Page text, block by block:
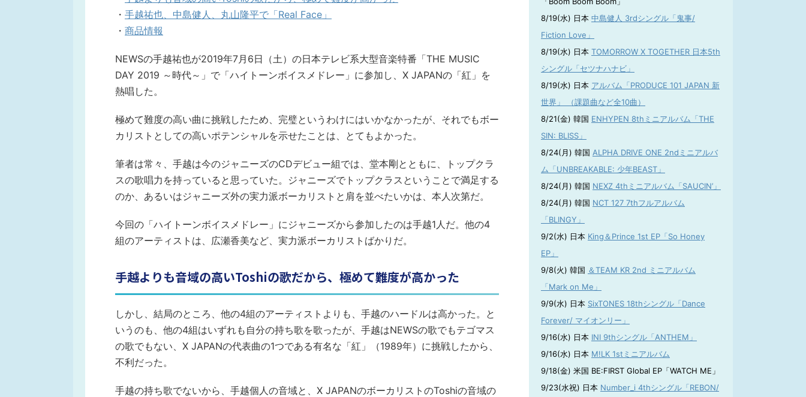
・ 手越祐也、中島健人、丸山隆平で「Real Face」
・ 商品情報
NEWSの手越祐也が2019年7月6日（土）の日本テレビ系大型音楽特番「THE MUSIC
DAY 2019 ～時代～」で「ハイトーンボイスメドレー」に参加し、X JAPANの「紅」を
熱唱した。
極めて難度の高い曲に挑戦したため、完璧というわけにはいかなかったが、それでもボー
カリストとしての高いポテンシャルを示せたことは、とてもよかった。
筆者は常々、手越は今のジャニーズのCDデビュー組では、堂本剛とともに、トップクラ
スの歌唱力を持っていると思っていた。ジャニーズでトップクラスということで満足する
のか、あるいはジャニーズ外の実力派ボーカリストと肩を並べたいかは、本人次第だ。
今回の「ハイトーンボイスメドレー」にジャニーズから参加したのは手越1人だ。他の4
組のアーティストは、広瀬香美など、実力派ボーカリストばかりだ。
手越よりも音域の高いToshiの歌だから、極めて難度が高かった
しかし、結局のところ、他の4組のアーティストよりも、手越のハードルは高かった。と
いうのも、他の4組はいずれも自分の持ち歌を歌ったが、手越はNEWSの歌でもテゴマス
の歌でもない、X JAPANの代表曲の1つである有名な「紅」（1989年）に挑戦したから、
不利だった。
手越の持ち歌でないから、手越個人の音域と、X JAPANのボーカリストのToshiの音域の
8/19(水) 日本 中島健人 3rdシングル「鬼事/
Fiction Love」
8/19(水) 日本 TOMORROW X TOGETHER 日本5th
シングル「セツナハナビ」
8/19(水) 日本 アルバム「PRODUCE 101 JAPAN 新
世界」 （課題曲など全10曲）
8/21(金) 韓国 ENHYPEN 8thミニアルバム「THE
SIN: BLISS」
8/24(月) 韓国 ALPHA DRIVE ONE 2ndミニアルバ
ム「UNBREAKABLE: 少年BEAST」
8/24(月) 韓国 NEXZ 4thミニアルバム「SAUCIN’」
8/24(月) 韓国 NCT 127 7thフルアルバム
「BLINGY」
9/2(水) 日本 King＆Prince 1st EP「So Honey
EP」
9/8(火) 韓国 ＆TEAM KR 2nd ミニアルバム
「Mark on Me」
9/9(水) 日本 SixTONES 18thシングル「Dance
Forever/ マイオンリー」
9/16(水) 日本 INI 9thシングル「ANTHEM」
9/16(水) 日本 M!LK 1stミニアルバム
9/18(金) 米国 BE:FIRST Global EP「WATCH ME」
9/23(水祝) 日本 Number_i 4thシングル「REBON/